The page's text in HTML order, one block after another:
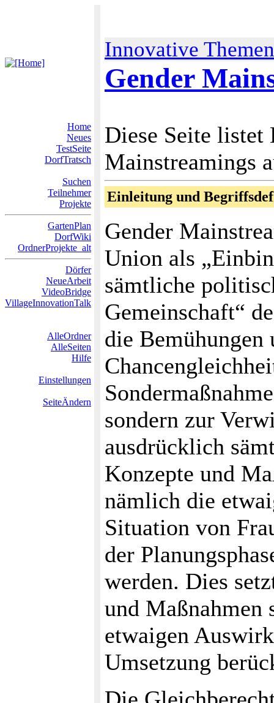
Innovative Themen
Gender
Home
Neues
TestSeite
DorfTratsch
Suchen
Teilnehmer
Projekte
GartenPlan
DorfWiki
OrdnerProjekte_alt
Dörfer
NeueArbeit
VideoBridge
VillageInnovationTalk
AlleOrdner
AlleSeiten
Hilfe
Einstellungen
SeiteÄndern
Diese Seite listet
Mainstreamings
Einleitung und
Gender
Union als
sämtliche
Gemeinschaft“
die Bemühungen
sondern zur
ausdrücklich
Konzepte und
nämlich die
Situation von
der
werden. Dies
und Maßnahmen
etwaigen
Umsetzung